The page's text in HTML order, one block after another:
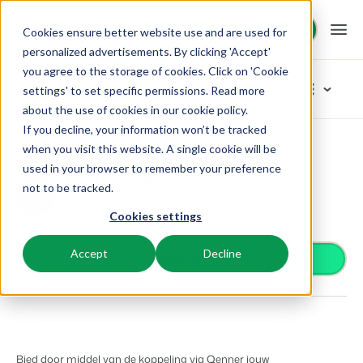
Cookies ensure better website use and are used for
personalized advertisements. By clicking 'Accept'
you agree to the storage of cookies. Click on 'Cookie
settings' to set specific permissions. Read more
about the use of cookies in our cookie policy.
If you decline, your information won’t be tracked
when you visit this website. A single cookie will be
used in your browser to remember your preference
not to be tracked.
Cookies settings
Accept Decline
Demo aanvragen
Demo aanvragen
Platform
BEX PMS
Reserveringssysteem
Beheer alle back office processen.
Adverteer jouw aanbod op een mix van kanalen.
Integreer jouw favoriete apps en tools.
Oplossingen
Booking Experts voor:
Villa's, bungalows, chalets en boomhutten.
Hotelkamers, appartementen, B&Bs en pensions.
Ski-, spa-, duik- en golfresorts.
Resources
Kennis
BEX Educate | Pro
Blijven leren, blijven leiden in de recreatie.
Prijzen
Klantverhalen
App Store
Blader door de categorieën
Toegangscontrole
Betaalproviders
Ontvang betalingen
Distributie
Plaats je aanbod op een mix van kanalen
Gasttechnologie
App Store Distribution SecureHoliday
SecureHoliday
Bied jouw accommodaties aan bij SecureHoliday
Install app
Bied door middel van de koppeling via Qenner jouw